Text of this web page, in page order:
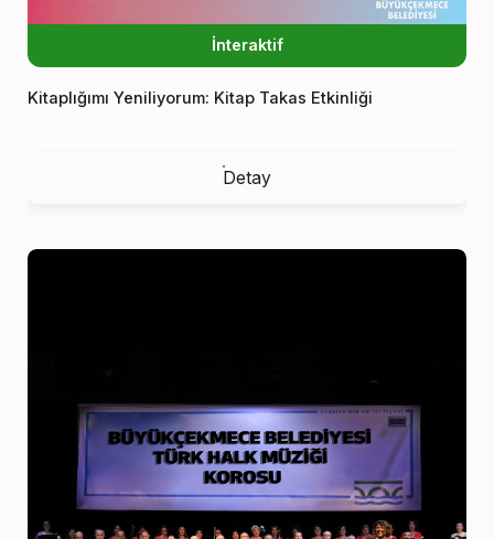
İnteraktif
Kitaplığımı Yeniliyorum: Kitap Takas Etkinliği
Detay